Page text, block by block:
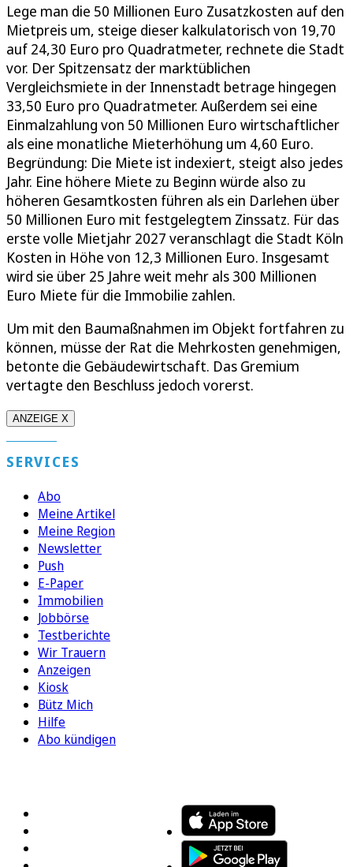
Lege man die 50 Millionen Euro Zusatzkosten auf den
Mietpreis um, steige dieser kalkulatorisch von 19,70
auf 24,30 Euro pro Quadratmeter, rechnete die Stadt
vor. Der Spitzensatz der marktüblichen
Vergleichsmiete in der Innenstadt betrage hingegen
33,50 Euro pro Quadratmeter. Außerdem sei eine
Einmalzahlung von 50 Millionen Euro wirtschaftlicher
als eine monatliche Mieterhöhung um 4,60 Euro.
Begründung: Die Miete ist indexiert, steigt also jedes
Jahr. Eine höhere Miete zu Beginn würde also zu
höheren Gesamtkosten führen als ein Darlehen über
50 Millionen Euro mit festgelegtem Zinssatz. Für das
erste volle Mietjahr 2027 veranschlagt die Stadt Köln
Kosten in Höhe von 12,3 Millionen Euro. Insgesamt
wird sie über 25 Jahre weit mehr als 300 Millionen
Euro Miete für die Immobilie zahlen.
Um mit den Baumaßnahmen im Objekt fortfahren zu
können, müsse der Rat die Mehrkosten genehmigen,
betonte die Gebäudewirtschaft. Das Gremium
vertagte den Beschluss jedoch vorerst.
ANZEIGE X
SERVICES
Abo
Meine Artikel
Meine Region
Newsletter
Push
E-Paper
Immobilien
Jobbörse
Testberichte
Wir Trauern
Anzeigen
Kiosk
Bütz Mich
Hilfe
Abo kündigen